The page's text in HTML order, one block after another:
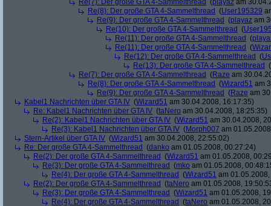
Re(7): Der große GTA 4-Sammelthread (playaz am
Re(8): Der große GTA 4-Sammelthread (User195329
Re(9): Der große GTA 4-Sammelthread (playaz am
Re(10): Der große GTA 4-Sammelthread (
Re(11): Der große GTA 4-Sammelthread (
Re(11): Der große GTA 4-Sammelthread (
Re(12): Der große GTA 4-Sammelthread (
Re(13): Der große GTA 4-Sammelthread (
Re(7): Der große GTA 4-Sammelthread (Raze am
Re(8): Der große GTA 4-Sammelthread (Wizard51 am
Re(9): Der große GTA 4-Sammelthread (Raze am
Kabel1 Nachrichten über GTA IV (Wizard51 am 30.04.2008, 16:17:35)
Re: Kabel1 Nachrichten über GTA IV (taNero am 30.04.2008, 18:25:35)
Re(2): Kabel1 Nachrichten über GTA IV (Wizard51 am 30.04.2008,
Re(3): Kabel1 Nachrichten über GTA IV (Morph007 am
Stern-Artikel über GTA IV (Wizard51 am 30.04.2008, 22:55:02)
Re: Der große GTA 4-Sammelthread (danko am 01.05.2008, 00:27:24)
Re(2): Der große GTA 4-Sammelthread (Wizard51 am 01.05.2008,
Re(3): Der große GTA 4-Sammelthread (mko am 01.05.2008,
Re(4): Der große GTA 4-Sammelthread (Wizard51 am
Re(2): Der große GTA 4-Sammelthread (taNero am 01.05.2008,
Re(3): Der große GTA 4-Sammelthread (Wizard51 am 01.05.2008,
Re(4): Der große GTA 4-Sammelthread (taNero am 01.05.2008,